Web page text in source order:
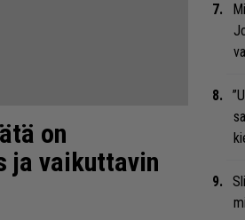
on
ja vaikuttavin